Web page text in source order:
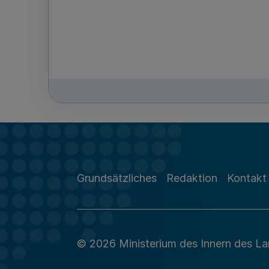
Grundsätzliches Redaktion Kontakt
© 2026 Ministerium des Innern des